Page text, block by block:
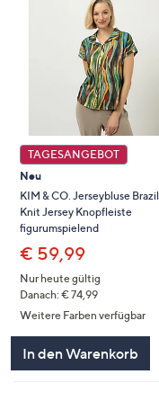
TAGESANGEBOT
Neu
KIM & CO. Jerseybluse Brazil
Knit Jersey Knopfleiste
figurumspielend
€ 59,99
Nur heute gültig
Danach: € 74,99
Weitere Farben verfügbar
In den Warenkorb